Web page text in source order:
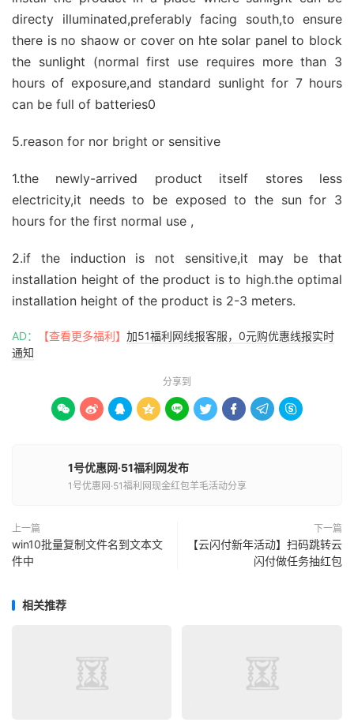
directy illuminated,preferably facing south,to ensure
there is no shaow or cover on hte solar panel to block
the sunlight (normal first use requires more than 3
hours of exposure,and standard sunlight for 7 hours
can be full of batteries0
5.reason for nor bright or sensitive
1.the newly-arrived product itself stores less
electricity,it needs to be exposed to the sun for 3
hours for the first normal use ,
2.if the induction is not sensitive,it may be that
installation height of the product is to high.the optimal
installation height of the product is 2-3 meters.
AD： 【查看更多福利】 加51福利网线报客服，0元购优惠线报实时
通知
分享到
        
1号优惠网·51福利网发布
1号优惠网·51福利网现金红包羊毛活动分享
上一篇
win10批量复制文件名到文本文
件中
下一篇
【云闪付新年活动】扫码跳转云
闪付做任务抽红包
相关推荐